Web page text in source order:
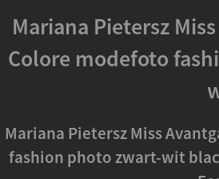
Mariana Pietersz
Colore modefoto
Mariana Pietersz Miss
fashion photo zwart-wit